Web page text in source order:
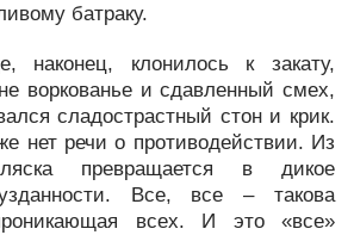
батраку.
наконец, клонилось к закату,
воркованье и сдавленный смех,
сладострастный стон и крик.
нет речи о противодействии. Из
превращается в дикое
Все, все – такова
всех. И это «все»